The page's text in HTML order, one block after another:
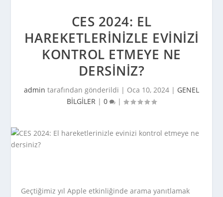
CES 2024: EL
HAREKETLERINIZLE EVINIZI
KONTROL ETMEYE NE
DERSINIZ?
admin tarafından gönderildi | Oca 10, 2024 | GENEL
BİLGİLER | 0 |
Geçtiğimiz yıl Apple etkinliğinde arama yanıtlamak